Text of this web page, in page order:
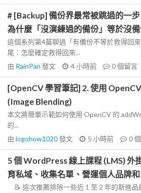
# [Backup] 備份界最常被跳過的一
為什麼「沒演練過的備份」等於沒
這個系列第4篇聊過「有備份不等於救得回
尾：怎麼確定救得回來...
由 RainPan 發文 4 小時前 0個留言
[OpenCV 學習筆記] 2. 使用
(Image Blending)
本文將簡單示範如何使用 OpenCV 的
的...
由 logohow1020發文 5 小時前 0
5 個 WordPress 線上課程 (LMS) 外
育私域、收集名單、營運個人品牌
📝 這次推薦排除一些近 1 至 2 年的新進品